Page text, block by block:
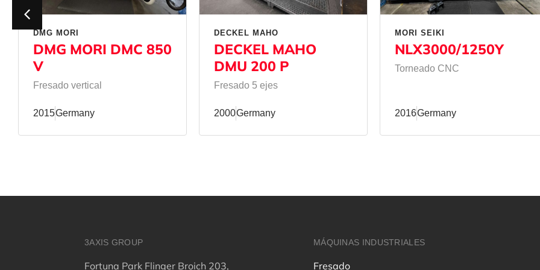
DMG MORI
DMG MORI DMC 850
V
Fresado vertical
2015Germany
DECKEL MAHO
DECKEL MAHO
DMU 200 P
Fresado 5 ejes
2000Germany
MORI SEIKI
NLX3000/1250Y
Torneado CNC
2016Germany
3AXIS GROUP
Fortuna Park Flinger Broich 203,
MÁQUINAS INDUSTRIALES
Fresado